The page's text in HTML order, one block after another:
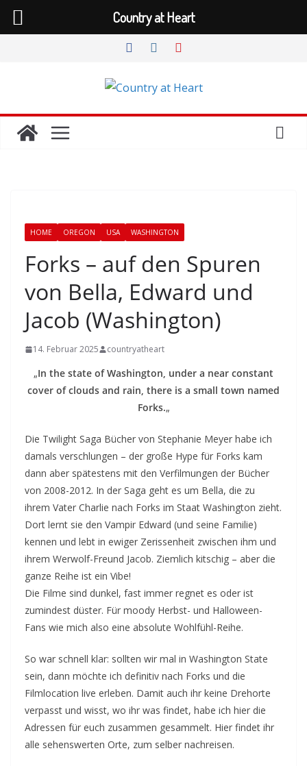
HOME OREGON USA WASHINGTON
Forks – auf den Spuren
von Bella, Edward und
Jacob (Washington)
14. Februar 2025 countryatheart
„In the state of Washington, under a near constant
cover of clouds and rain, there is a small town named
Forks.„
Die Twilight Saga Bücher von Stephanie Meyer habe ich
damals verschlungen – der große Hype für Forks kam
dann aber spätestens mit den Verfilmungen der Bücher
von 2008-2012. In der Saga geht es um Bella, die zu
ihrem Vater Charlie nach Forks im Staat Washington zieht.
Dort lernt sie den Vampir Edward (und seine Familie)
kennen und lebt in ewiger Zerissenheit zwischen ihm und
ihrem Werwolf-Freund Jacob. Ziemlich kitschig – aber die
ganze Reihe ist ein Vibe!
Die Filme sind dunkel, fast immer regnet es oder ist
zumindest düster. Für moody Herbst- und Halloween-
Fans wie mich also eine absolute Wohlfühl-Reihe.
So war schnell klar: sollten wir mal in Washington State
sein, dann möchte ich definitiv nach Forks und die
Filmlocation live erleben. Damit auch ihr keine Drehorte
verpasst und wisst, wo ihr was findet, habe ich hier die
Adressen für euch zusammen gesammelt. Hier findet ihr
alle sehenswerten Orte, zum selber nachreisen.
Country at Heart